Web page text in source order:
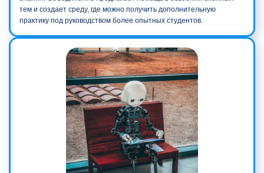
тем и создает среду, где можно получить дополнительную
практику под руководством более опытных студентов.